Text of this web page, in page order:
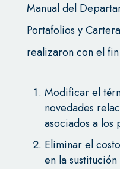
Manual del
Portafolios y
realizaron con el
Modificar el
novedades
asociados a los
Eliminar el
en la